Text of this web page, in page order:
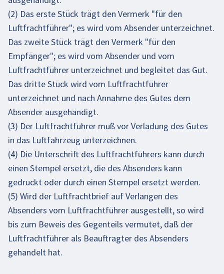
(2) Das erste Stück trägt den Vermerk "für den
Luftfrachtführer"; es wird vom Absender unterzeichnet.
Das zweite Stück trägt den Vermerk "für den
Empfänger"; es wird vom Absender und vom
Luftfrachtführer unterzeichnet und begleitet das Gut.
Das dritte Stück wird vom Luftfrachtführer
unterzeichnet und nach Annahme des Gutes dem
Absender ausgehändigt.
(3) Der Luftfrachtführer muß vor Verladung des Gutes
in das Luftfahrzeug unterzeichnen.
(4) Die Unterschrift des Luftfrachtführers kann durch
einen Stempel ersetzt, die des Absenders kann
gedruckt oder durch einen Stempel ersetzt werden.
(5) Wird der Luftfrachtbrief auf Verlangen des
Absenders vom Luftfrachtführer ausgestellt, so wird
bis zum Beweis des Gegenteils vermutet, daß der
Luftfrachtführer als Beauftragter des Absenders
gehandelt hat.